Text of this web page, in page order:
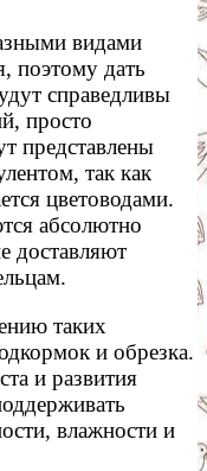
видами
поэтому дать
справедливы
просто
представлены
так как
цветоводами.
абсолютно
доставляют
таких
и обрезка.
и развития
влажности и